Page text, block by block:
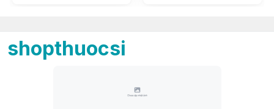
shopthuocsi